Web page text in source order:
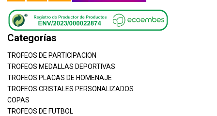
Categorías
TROFEOS DE PARTICIPACION
TROFEOS MEDALLAS DEPORTIVAS
TROFEOS PLACAS DE HOMENAJE
TROFEOS CRISTALES PERSONALIZADOS
COPAS
TROFEOS DE FUTBOL